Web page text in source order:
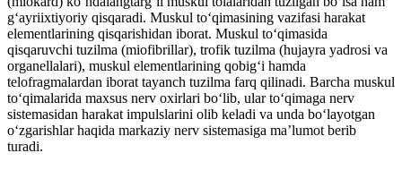
gʻayriixtiyoriy qisqaradi. Muskul toʻqimasining vazifasi harakat
elementlarining qisqarishidan iborat. Muskul toʻqimasida
qisqaruvchi tuzilma (miofibrillar), trofik tuzilma (hujayra yadrosi va
organellalari), muskul elementlarining qobigʻi hamda
telofragmalardan iborat tayanch tuzilma farq qilinadi. Barcha muskul
toʻqimalarida maxsus nerv oxirlari boʻlib, ular toʻqimaga nerv
sistemasidan harakat impulslarini olib keladi va unda boʻlayotgan
oʻzgarishlar haqida markaziy nerv sistemasiga maʼlumot berib
turadi.